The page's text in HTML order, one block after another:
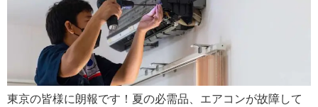
東京の皆様に朗報です！夏の必需品、エアコンが故障して